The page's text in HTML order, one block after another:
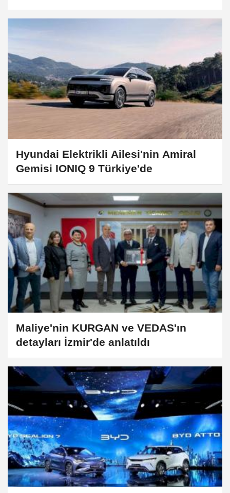
Hyundai Elektrikli Ailesi'nin Amiral
Gemisi IONIQ 9 Türkiye'de
Maliye'nin KURGAN ve VEDAS'ın
detayları İzmir'de anlatıldı